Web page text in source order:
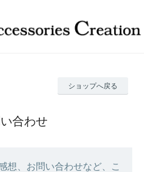
ショップへ戻る
合わせ
想、お問い合わせなど、こ